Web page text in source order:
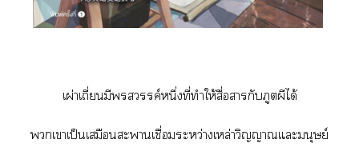
เผ่าเถี่ยนมีสวรรค์หนึ่งที่ทำให้สื่อากับภูตผีได้
เาเป็นเสมือนะาเชื่อมระหว่างเหล่าวิญญาณแะมนุษย์